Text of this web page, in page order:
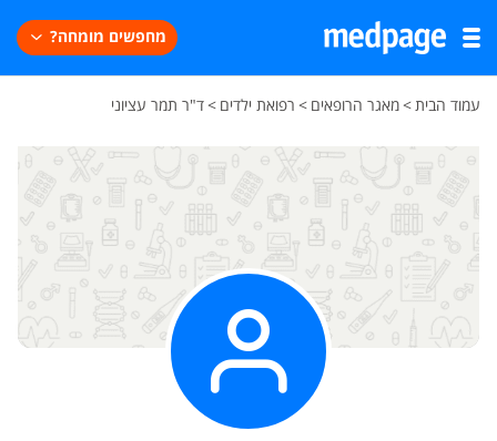
מחפשים מומחה?
עמוד הבית>מאגר הרופאים > רפואת ילדים >ד"ר תמר עציוני